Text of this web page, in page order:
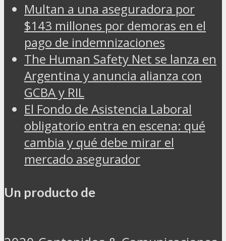
Multan a una aseguradora por
$143 millones por demoras en el
pago de indemnizaciones
The Human Safety Net se lanza en
Argentina y anuncia alianza con
GCBA y RIL
El Fondo de Asistencia Laboral
obligatorio entra en escena: qué
cambia y qué debe mirar el
mercado asegurador
Un producto de